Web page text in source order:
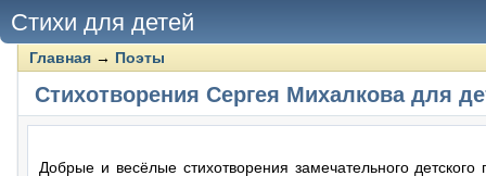
Стихи для детей
Главная → Поэты
Стихотворения Сергея Михалкова для
Добрые и весёлые стихотворения замечательного